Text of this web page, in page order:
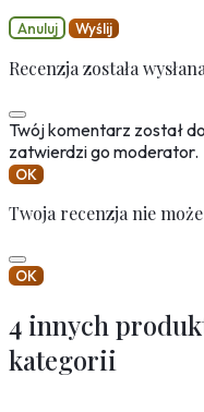
Anuluj Wyślij
Recenzja została
Twój komentarz został
zatwierdzi go moderator.
OK
Twoja recenzja nie
OK
4 innych
kategorii